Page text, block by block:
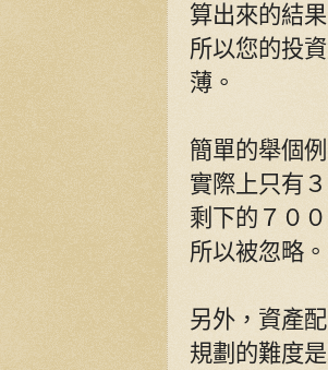
算出來的結
所以您的投
薄。
簡單的舉個
實際上只有
剩下的７０
所以被忽略。
另外，資產
規劃的難度